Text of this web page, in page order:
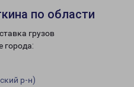
по области
грузов
города:
р-н)